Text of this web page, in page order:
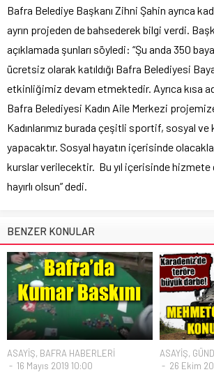
Bafra Belediye Başkanı Zihni Şahin ayrıca
ayrın projeden de bahsederek bilgi verdi.
açıklamada şunları söyledi: “Şu anda 350
ücretsiz olarak katıldığı Bafra Belediyesi
etkinliğimiz devam etmektedir. Ayrıca kısa
Bafra Belediyesi Kadın Aile Merkezi
Kadınlarımız burada çeşitli sportif, sosyal
yapacaktır. Sosyal hayatın içerisinde
kurslar verilecektir. Bu yıl içerisinde
hayırlı olsun” dedi.
BENZER KONULAR
ASAYİŞ, BAFRA HABERLERİ
16 Mayıs 2019 10:00
ASAYİŞ,
26 Ekim